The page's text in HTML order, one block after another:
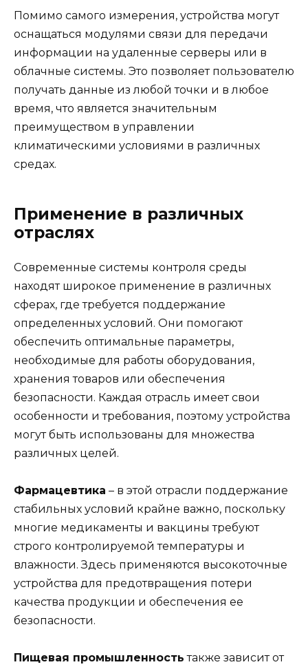
Помимо самого измерения, устройства могут
оснащаться модулями связи для передачи
информации на удаленные серверы или в
облачные системы. Это позволяет пользователю
получать данные из любой точки и в любое
время, что является значительным
преимуществом в управлении
климатическими условиями в различных
средах.
Применение в различных
отраслях
Современные системы контроля среды
находят широкое применение в различных
сферах, где требуется поддержание
определенных условий. Они помогают
обеспечить оптимальные параметры,
необходимые для работы оборудования,
хранения товаров или обеспечения
безопасности. Каждая отрасль имеет свои
особенности и требования, поэтому устройства
могут быть использованы для множества
различных целей.
Фармацевтика – в этой отрасли поддержание
стабильных условий крайне важно, поскольку
многие медикаменты и вакцины требуют
строго контролируемой температуры и
влажности. Здесь применяются высокоточные
устройства для предотвращения потери
качества продукции и обеспечения ее
безопасности.
Пищевая промышленность также зависит от